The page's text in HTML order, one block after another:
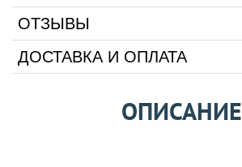
ОТЗЫВЫ
ДОСТАВКА И ОПЛАТА
ОПИСАНИЕ